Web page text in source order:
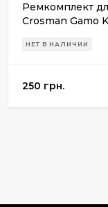
Ремкомплект
Crosman Gamo
НЕТ В НАЛИЧИИ
250 грн.